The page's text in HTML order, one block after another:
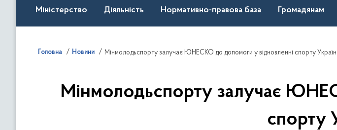
Міністерство Діяльність Нормативно-правова база Громадянам
Головна Новини Мінмолодьспорту залучає ЮНЕСКО до допомоги у відновленні спорту
Мінмолодьспорту залучає
спорту